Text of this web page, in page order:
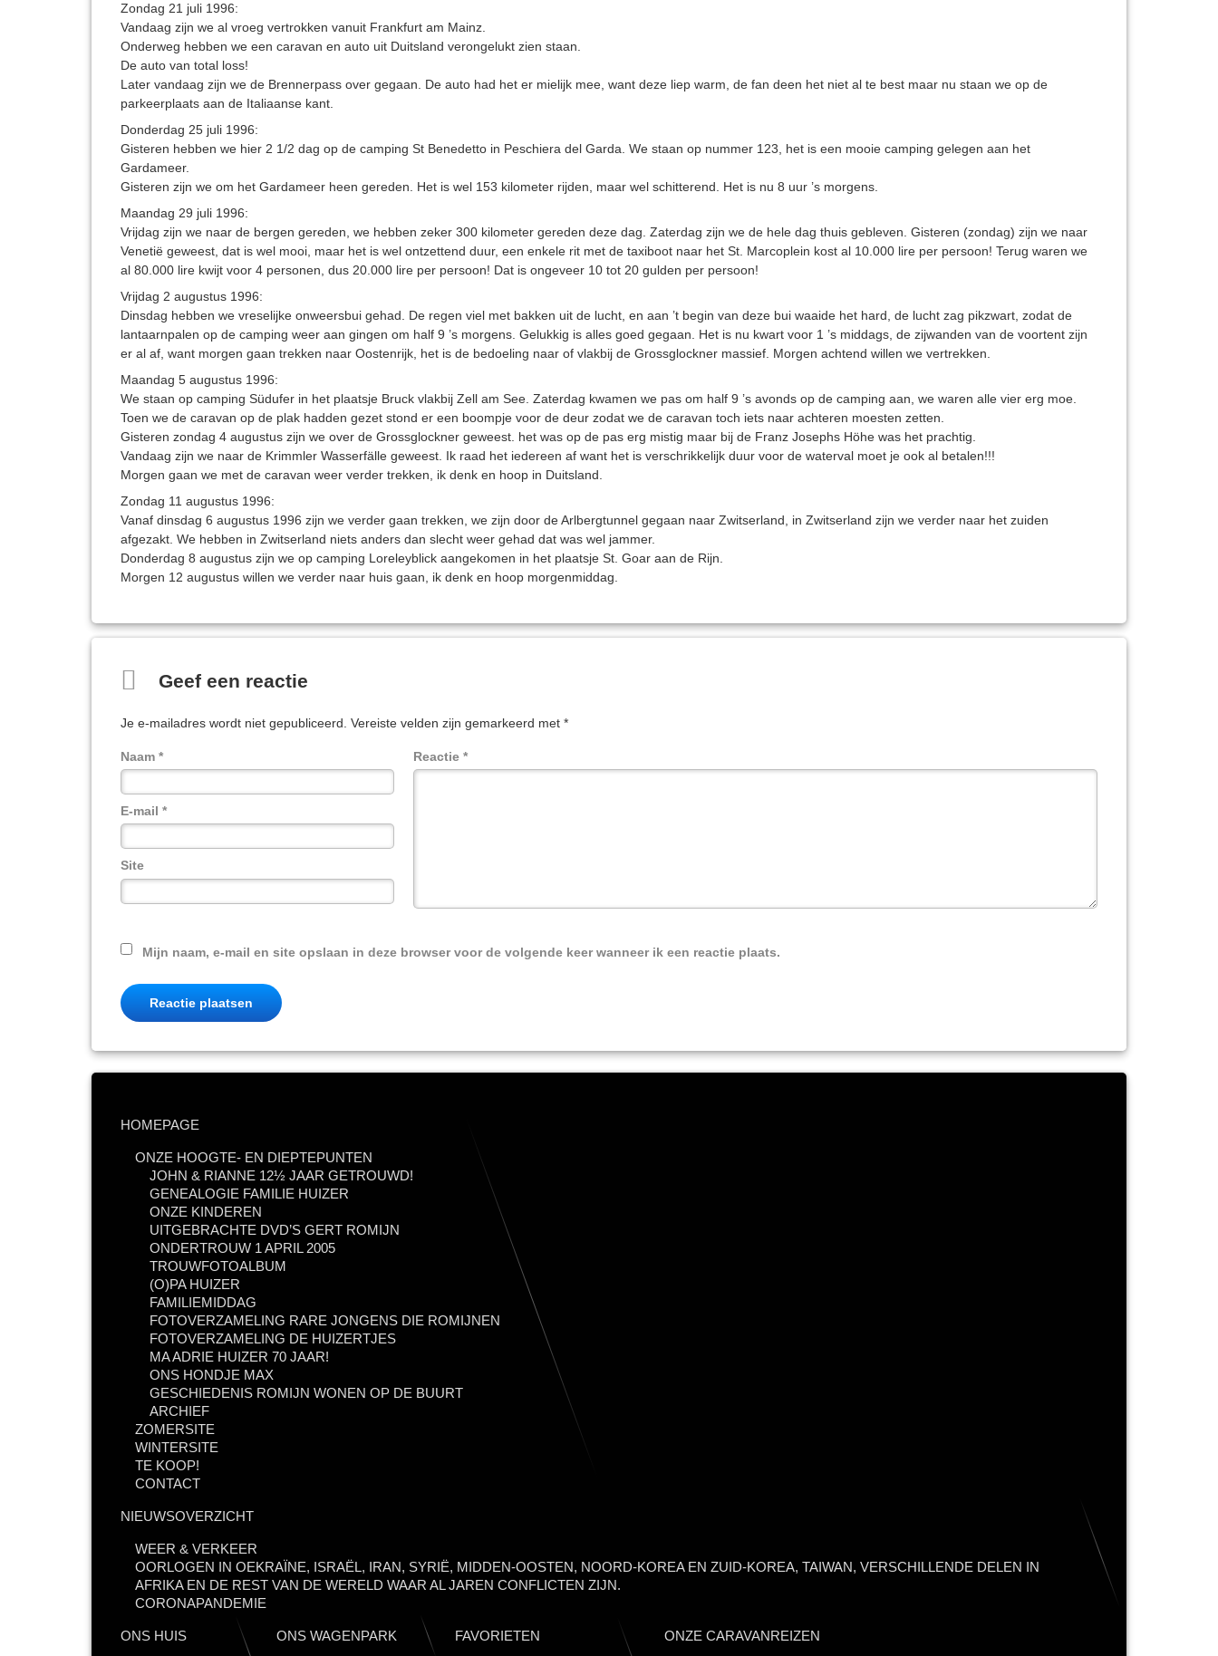
Zondag 21 juli 1996:
Vandaag zijn we al vroeg vertrokken vanuit Frankfurt am Mainz.
Onderweg hebben we een caravan en auto uit Duitsland verongelukt zien staan.
De auto van total loss!
Later vandaag zijn we de Brennerpass over gegaan. De auto had het er mielijk mee, want deze liep warm, de fan deen het niet al te best maar nu staan we op de
parkeerplaats aan de Italiaanse kant.
Donderdag 25 juli 1996:
Gisteren hebben we hier 2 1/2 dag op de camping St Benedetto in Peschiera del Garda. We staan op nummer 123, het is een mooie camping gelegen aan het
Gardameer.
Gisteren zijn we om het Gardameer heen gereden. Het is wel 153 kilometer rijden, maar wel schitterend. Het is nu 8 uur ’s morgens.
Maandag 29 juli 1996:
Vrijdag zijn we naar de bergen gereden, we hebben zeker 300 kilometer gereden deze dag. Zaterdag zijn we de hele dag thuis gebleven. Gisteren (zondag) zijn we naar
Venetië geweest, dat is wel mooi, maar het is wel ontzettend duur, een enkele rit met de taxiboot naar het St. Marcoplein kost al 10.000 lire per persoon! Terug waren we
al 80.000 lire kwijt voor 4 personen, dus 20.000 lire per persoon! Dat is ongeveer 10 tot 20 gulden per persoon!
Vrijdag 2 augustus 1996:
Dinsdag hebben we vreselijke onweersbui gehad. De regen viel met bakken uit de lucht, en aan ’t begin van deze bui waaide het hard, de lucht zag pikzwart, zodat de
lantaarnpalen op de camping weer aan gingen om half 9 ’s morgens. Gelukkig is alles goed gegaan. Het is nu kwart voor 1 ’s middags, de zijwanden van de voortent zijn
er al af, want morgen gaan trekken naar Oostenrijk, het is de bedoeling naar of vlakbij de Grossglockner massief. Morgen achtend willen we vertrekken.
Maandag 5 augustus 1996:
We staan op camping Südufer in het plaatsje Bruck vlakbij Zell am See. Zaterdag kwamen we pas om half 9 ’s avonds op de camping aan, we waren alle vier erg moe.
Toen we de caravan op de plak hadden gezet stond er een boompje voor de deur zodat we de caravan toch iets naar achteren moesten zetten.
Gisteren zondag 4 augustus zijn we over de Grossglockner geweest. het was op de pas erg mistig maar bij de Franz Josephs Höhe was het prachtig.
Vandaag zijn we naar de Krimmler Wasserfälle geweest. Ik raad het iedereen af want het is verschrikkelijk duur voor de waterval moet je ook al betalen!!!
Morgen gaan we met de caravan weer verder trekken, ik denk en hoop in Duitsland.
Zondag 11 augustus 1996:
Vanaf dinsdag 6 augustus 1996 zijn we verder gaan trekken, we zijn door de Arlbergtunnel gegaan naar Zwitserland, in Zwitserland zijn we verder naar het zuiden
afgezakt. We hebben in Zwitserland niets anders dan slecht weer gehad dat was wel jammer.
Donderdag 8 augustus zijn we op camping Loreleyblick aangekomen in het plaatsje St. Goar aan de Rijn.
Morgen 12 augustus willen we verder naar huis gaan, ik denk en hoop morgenmiddag.
Reacties
Geef een reactie
Je e-mailadres wordt niet gepubliceerd. Vereiste velden zijn gemarkeerd met *
Reactie*
Naam *
E-mail *
Site
Mijn naam, e-mail en site opslaan in deze browser voor de volgende keer wanneer ik een reactie plaats.
HOMEPAGE
ONZE HOOGTE- EN DIEPTEPUNTEN
JOHN & RIANNE 12½ JAAR GETROUWD!
GENEALOGIE FAMILIE HUIZER
ONZE KINDEREN
UITGEBRACHTE DVD’S GERT ROMIJN
ONDERTROUW 1 APRIL 2005
TROUWFOTOALBUM
(O)PA HUIZER
FAMILIEMIDDAG
FOTOVERZAMELING RARE JONGENS DIE ROMIJNEN
FOTOVERZAMELING DE HUIZERTJES
MA ADRIE HUIZER 70 JAAR!
ONS HONDJE MAX
GESCHIEDENIS ROMIJN WONEN OP DE BUURT
ARCHIEF
ZOMERSITE
WINTERSITE
TE KOOP!
CONTACT
NIEUWSOVERZICHT
WEER & VERKEER
OORLOGEN IN OEKRAÏNE, ISRAËL, IRAN, SYRIË, MIDDEN-OOSTEN, NOORD-KOREA EN ZUID-KOREA, TAIWAN, VERSCHILLENDE DELEN IN
AFRIKA EN DE REST VAN DE WERELD WAAR AL JAREN CONFLICTEN ZIJN.
CORONAPANDEMIE
ONS HUIS ONS WAGENPARK FAVORIETEN ONZE CARAVANREIZEN